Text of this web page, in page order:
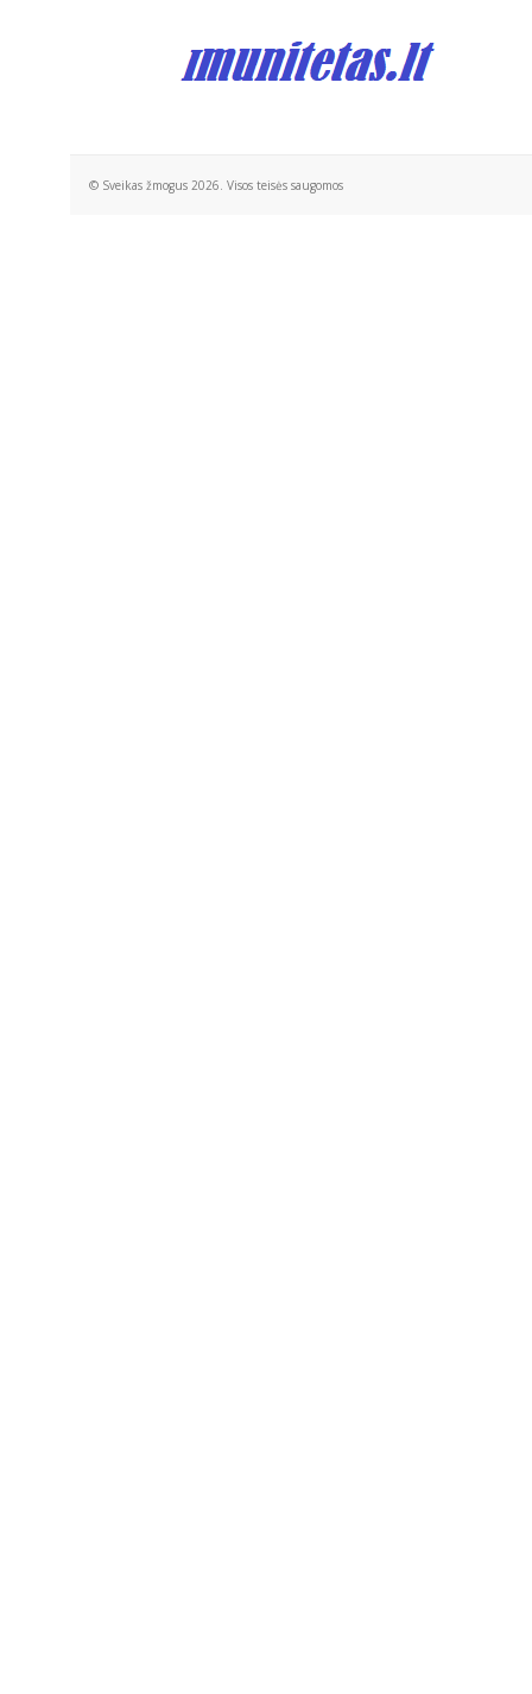
© Sveikas žmogus 2026. Visos teisės saugomos